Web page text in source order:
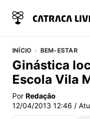
INÍCIO BEM-ESTAR
Ginástica
Escola Vila
Por Redação
12/04/2013 12:46 /